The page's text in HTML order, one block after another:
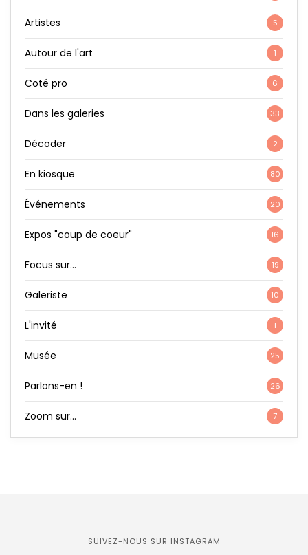
Artistes 5
Autour de l'art 1
Coté pro 6
Dans les galeries 33
Décoder 2
En kiosque 80
Événements 20
Expos "coup de coeur" 16
Focus sur… 19
Galeriste 10
L'invité 1
Musée 25
Parlons-en ! 26
Zoom sur… 7
SUIVEZ-NOUS SUR INSTAGRAM